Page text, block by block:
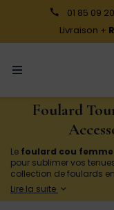
01 85 09
Livraison +
Foulard
Le foulard cou femme
pour sublimer vos
collection de foulards
alliant élégance et
western ou simplement
Lire la suite